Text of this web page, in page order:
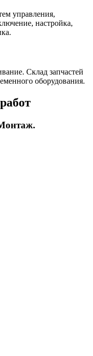
управления,
настройка,
Склад запчастей
оборудования.